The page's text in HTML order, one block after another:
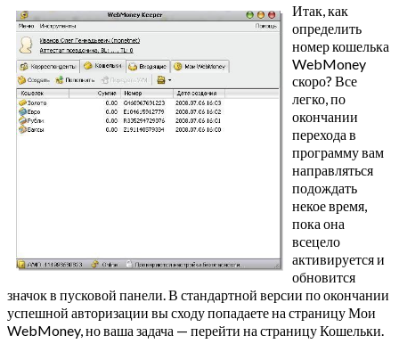
Итак, как
определить
номер кошелька
WebMoney
скоро? Все
легко, по
окончании
перехода в
программу вам
направляться
подождать
некое время,
пока она
всецело
активируется и
обновится
значок в пусковой панели. В стандартной версии по окончании
успешной авторизации вы сходу попадаете на страницу Мои
WebMoney, но ваша задача — перейти на страницу Кошельки.